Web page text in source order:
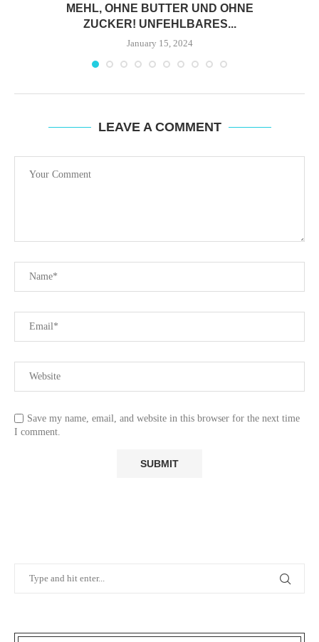
MEHL, OHNE BUTTER UND OHNE
ZUCKER! UNFEHLBARES...
January 15, 2024
LEAVE A COMMENT
Save my name, email, and website in this browser for the next time
I comment.